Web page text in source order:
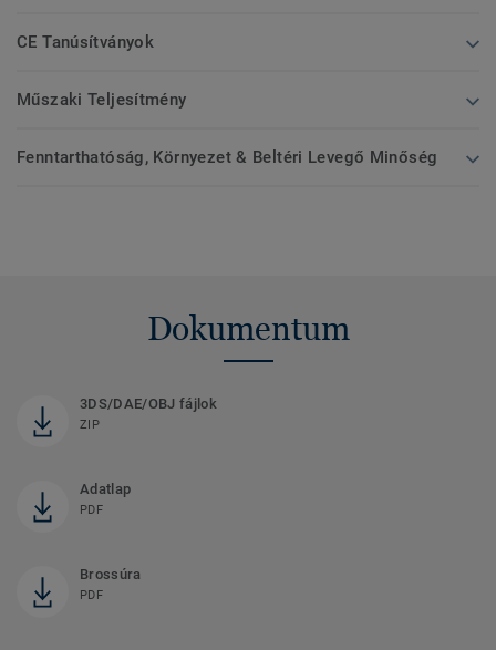
CE Tanúsítványok
Műszaki Teljesítmény
Fenntarthatóság, Környezet & Beltéri Levegő Minőség
Dokumentum
3DS/DAE/OBJ fájlok
ZIP
Adatlap
PDF
Brossúra
PDF